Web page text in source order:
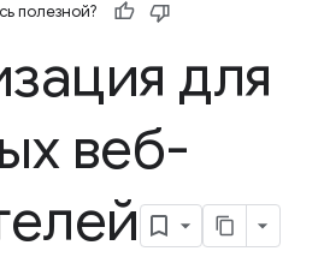
полезной?
для
веб-